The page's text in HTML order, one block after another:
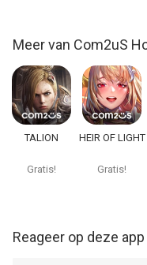
Meer van Com2uS
TALION
Gratis!
HEIR OF LIGHT
Gratis!
Reageer op deze app